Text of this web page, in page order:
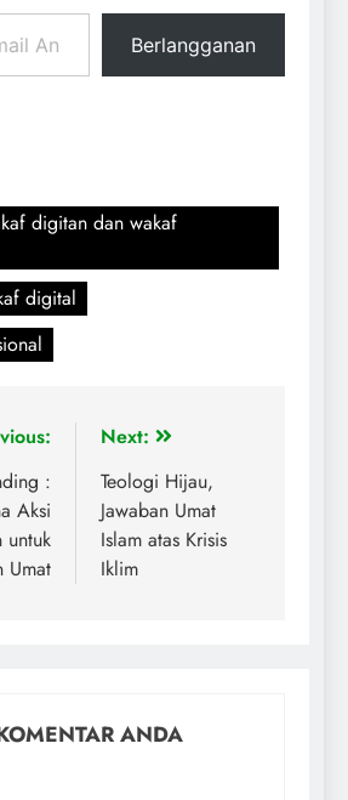
Berlangganan
digitan dan wakaf
digital
:
Aksi
untuk
Umat
Next:
Teologi Hijau,
Jawaban Umat
Islam atas Krisis
Iklim
ANDA